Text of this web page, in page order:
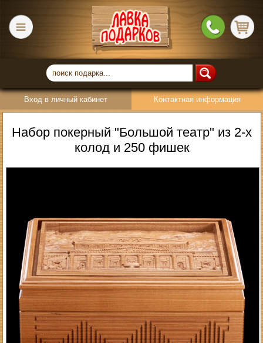
Вход в личный кабинет Контактная информация
Набор покерный "Большой театр" из 2-х
колод и 250 фишек